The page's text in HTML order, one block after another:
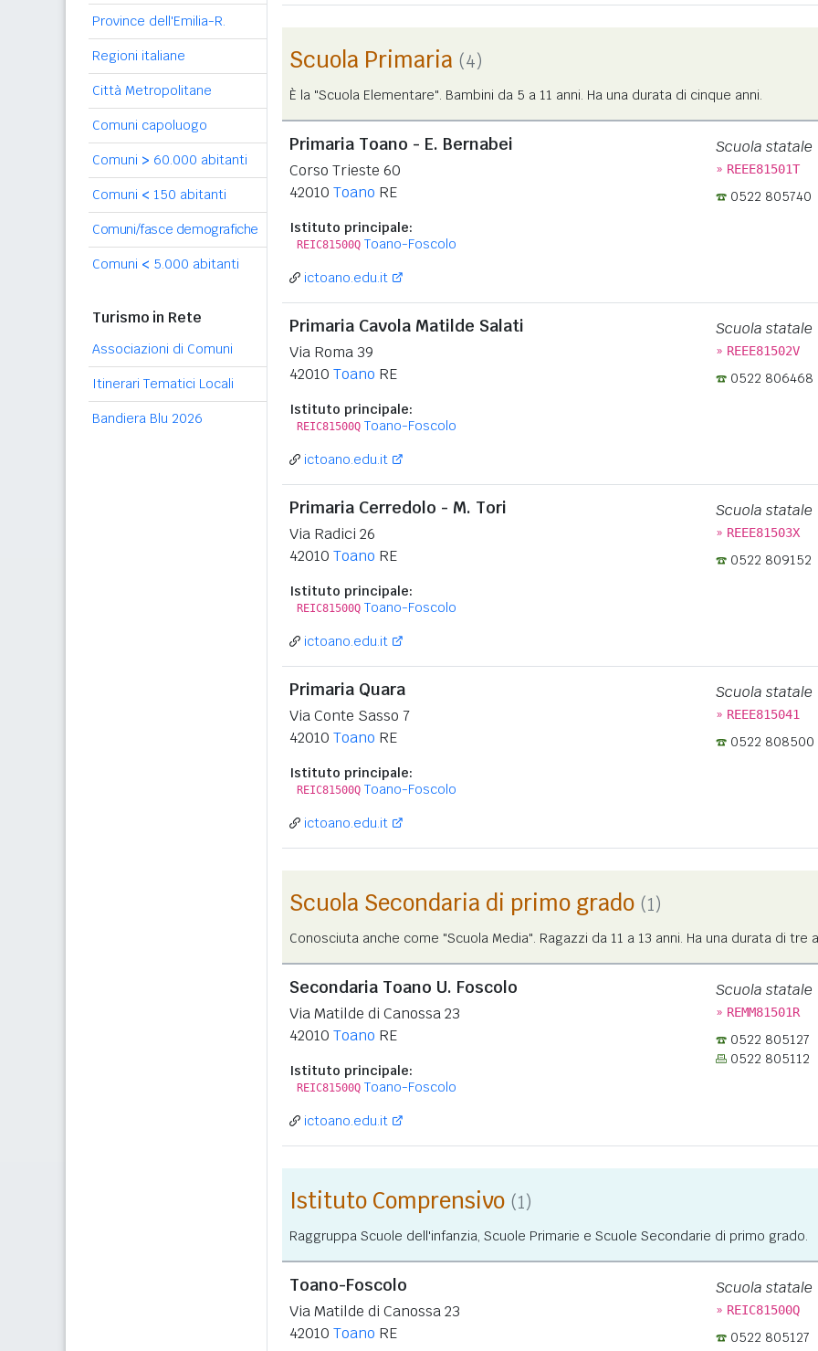
Province dell'Emilia-R.
Regioni italiane
Città Metropolitane
Comuni capoluogo
Comuni > 60.000 abitanti
Comuni < 150 abitanti
Comuni/fasce demografiche
Comuni < 5.000 abitanti
Turismo in Rete
Associazioni di Comuni
Itinerari Tematici Locali
Bandiera Blu 2026
Scuola Primaria (4)
È la "Scuola Elementare". Bambini da 5 a 11 anni. Ha una durata di cinque anni.
Primaria Toano - E. Bernabei
Corso Trieste 60
42010 Toano RE
Istituto principale:
REIC81500Q Toano-Foscolo
Scuola statale
» REEE81501T
0522 805740
ictoano.edu.it
Primaria Cavola Matilde Salati
Via Roma 39
42010 Toano RE
Istituto principale:
REIC81500Q Toano-Foscolo
Scuola statale
» REEE81502V
0522 806468
ictoano.edu.it
Primaria Cerredolo - M. Tori
Via Radici 26
42010 Toano RE
Istituto principale:
REIC81500Q Toano-Foscolo
Scuola statale
» REEE81503X
0522 809152
ictoano.edu.it
Primaria Quara
Via Conte Sasso 7
42010 Toano RE
Istituto principale:
REIC81500Q Toano-Foscolo
Scuola statale
» REEE815041
0522 808500
ictoano.edu.it
Scuola Secondaria di primo grado (1)
Conosciuta anche come "Scuola Media". Ragazzi da 11 a 13 anni. Ha una durata di tre
Secondaria Toano U. Foscolo
Via Matilde di Canossa 23
42010 Toano RE
Istituto principale:
REIC81500Q Toano-Foscolo
Scuola statale
» REMM81501R
0522 805127
0522 805112
ictoano.edu.it
Istituto Comprensivo (1)
Raggruppa Scuole dell'infanzia, Scuole Primarie e Scuole Secondarie di primo grado.
Toano-Foscolo
Via Matilde di Canossa 23
42010 Toano RE
Scuola statale
» REIC81500Q
0522 805127